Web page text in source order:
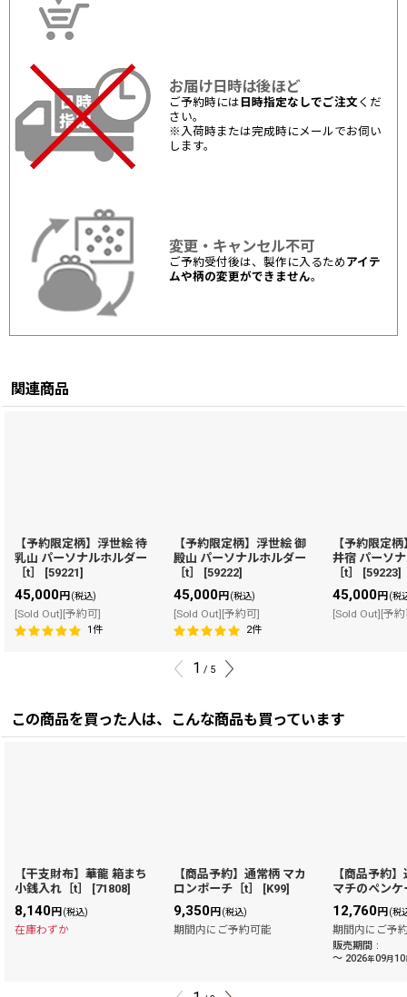
お届け日時は後ほど
ご予約時には 日時指定なしでご注文 くだ
さい。
※入荷時または完成時にメールでお伺い
します。
変更・キャンセル不可
ご予約受付後は、製作に入るため アイテ
ムや柄の変更ができません。
関連商品
【予約限定柄】浮世絵 待
乳山 パーソナルホルダー
［t］
[59221]
45,000円(税込)
[Sold Out][予約可]
1件
【予約限定柄】浮世絵 御
殿山 パーソナルホルダー
［t］
[59222]
45,000円(税込)
[Sold Out][予約可]
2件
【予約限定
井宿 パーソ
［t］
[59223]
45,000円(税
[Sold Out][予
1 / 5
この商品を買った人は、こんな商品も買っています
【干支財布】華龍 箱まち
小銭入れ［t］
[71808]
8,140円 (税込)
在庫わずか
【商品予約】通常柄 マカ
ロンポーチ［t］
[K99]
9,350円 (税込)
期間内にご予約可能
【商品予約
マチのペンケ
12,760円 (税
期間内にご予
販売期間 :
～ 2026年09月10